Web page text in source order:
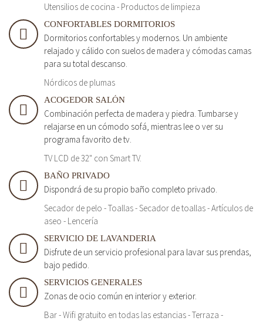
Utensilios de cocina - Productos de limpieza
CONFORTABLES DORMITORIOS
Dormitorios confortables y modernos. Un ambiente
relajado y cálido con suelos de madera y cómodas camas
para su total descanso.
Nórdicos de plumas
ACOGEDOR SALÓN
Combinación perfecta de madera y piedra. Tumbarse y
relajarse en un cómodo sofá, mientras lee o ver su
programa favorito de tv.
TV LCD de 32" con Smart TV.
BAÑO PRIVADO
Dispondrá de su propio baño completo privado.
Secador de pelo - Toallas - Secador de toallas - Artículos de
aseo - Lencería
SERVICIO DE LAVANDERIA
Disfrute de un servicio profesional para lavar sus prendas,
bajo pedido.
SERVICIOS GENERALES
Zonas de ocio común en interior y exterior.
Bar - Wifi gratuito en todas las estancias - Terraza -